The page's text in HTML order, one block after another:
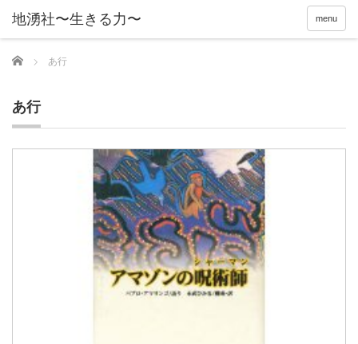
menu
Home あ行
あ行